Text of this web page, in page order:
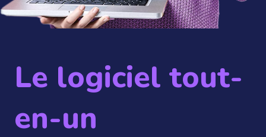
Le logiciel tout-
en-un